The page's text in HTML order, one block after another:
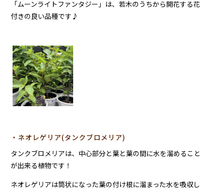
「ムーンライトファンタジー」は、若木のうちから開花する花
付きの良い品種です♪
・ネオレゲリア(タンクブロメリア)
タンクブロメリアは、中心部分と葉と葉の間に水を溜めること
が出来る植物です！
ネオレゲリアは筒状になった葉の付け根に溜まった水を吸収し